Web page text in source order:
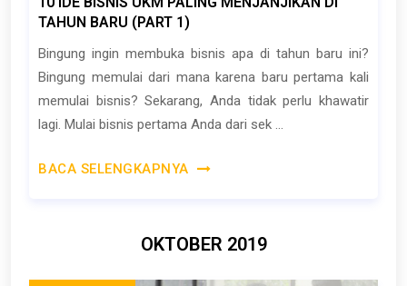
TAHUN BARU (PART 1)
Bingung ingin membuka bisnis apa di tahun baru ini?
Bingung memulai dari mana karena baru pertama kali
memulai bisnis? Sekarang, Anda tidak perlu khawatir
lagi. Mulai bisnis pertama Anda dari sek ...
BACA SELENGKAPNYA
OKTOBER 2019